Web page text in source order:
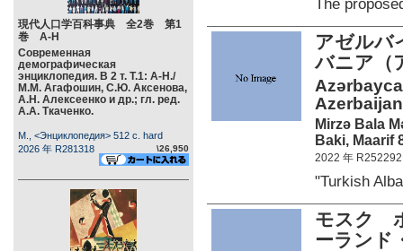
現代人口学百科事典 全2巻 第1
巻 А-Н
Современная
демографическая
энциклопедия. В 2 т. Т.1: А-Н./
М.М. Агафошин, С.Ю. Аксенова,
А.Н. Алексеенко и др.; гл. ред.
А.А. Ткаченко.
М., <Энциклопедия> 512 c. hard
2026 年 R281318
\26,950
The
アゼルバ
バニア（
Mirzə Bala
Baki, Maarif
2022 年 R252292
"Turkish
モスク
ーランド